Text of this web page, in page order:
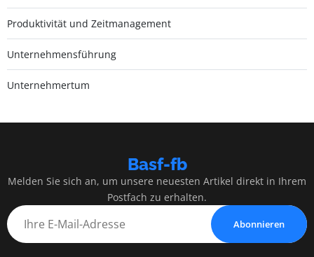
Produktivität und Zeitmanagement
Unternehmensführung
Unternehmertum
Basf-fb
Melden Sie sich an, um unsere neuesten Artikel direkt in Ihrem
Postfach zu erhalten.
Abonnieren